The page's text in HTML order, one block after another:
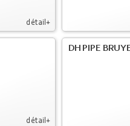
détail+
détail+
DH PIPE